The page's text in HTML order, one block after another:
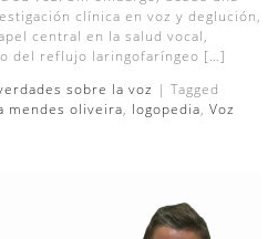
clínica en voz y deglución,
central en la salud vocal,
del reflujo laringofaríngeo […]
sobre la voz | Tagged
mendes oliveira, logopedia, Voz